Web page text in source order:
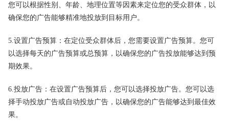
您可以根据性别、年龄、地理位置等因素来定位您的受众群体，以
确保您的广告能够精准地投放到目标用户。
5.设置广告预算：在定位受众群体后，您需要设置广告预算。您可
以选择每天的广告预算或总预算，以确保您的广告投放能够达到预
期效果。
6.投放广告：在设置广告预算后，您可以选择投放广告。您可以选
择手动投放广告或自动投放广告，以确保您的广告能够达到最佳效
果。